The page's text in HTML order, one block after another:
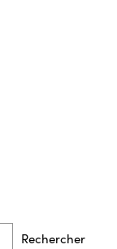
Rechercher